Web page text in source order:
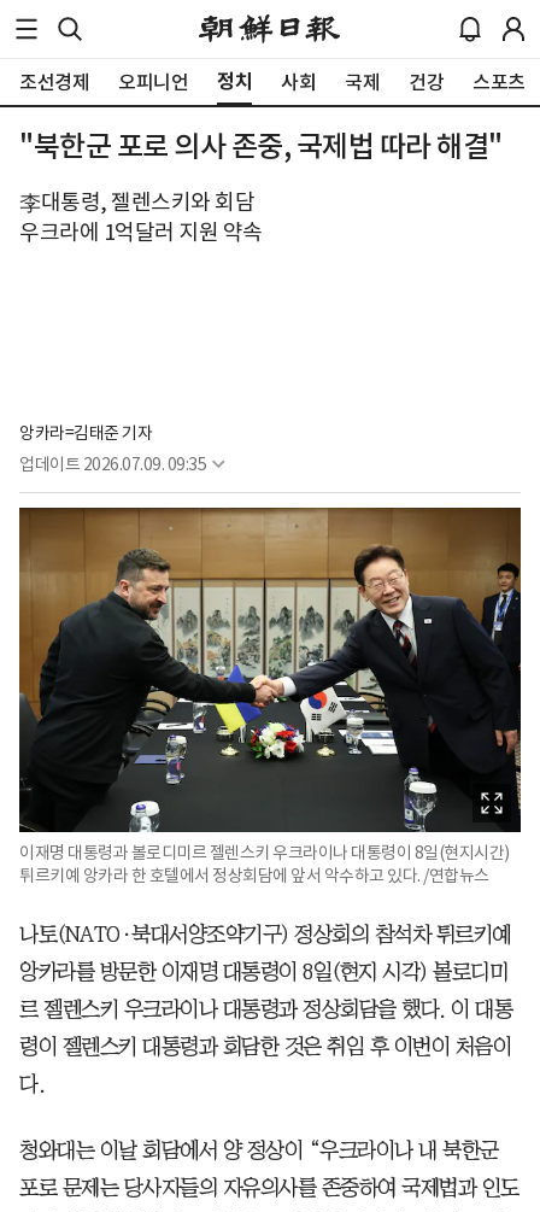
조선경제 오피니언 정치 사회 국제 건강 스포츠
"북한군 포로 의사 존중, 국제법 따라 해결"
李대통령, 젤렌스키와 회담
우크라에 1억달러 지원 약속
앙카라=김태준 기자
업데이트 2026.07.09. 09:35
이재명 대통령과 볼로디미르 젤렌스키 우크라이나 대통령이 8일(현지시간)
튀르키예 앙카라 한 호텔에서 정상회담에 앞서 악수하고 있다. /연합뉴스
나토(NATO·북대서양조약기구) 정상회의 참석차 튀르키예
앙카라를 방문한 이재명 대통령이 8일(현지 시각) 볼로디미
르 젤렌스키 우크라이나 대통령과 정상회담을 했다. 이 대통
령이 젤렌스키 대통령과 회담한 것은 취임 후 이번이 처음이
다.
청와대는 이날 회담에서 양 정상이 “우크라이나 내 북한군
포로 문제는 당사자들의 자유의사를 존중하여 국제법과 인도